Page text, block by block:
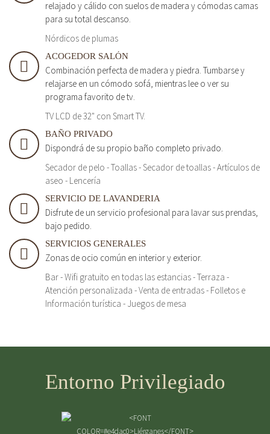
relajado y cálido con suelos de madera y cómodas camas
para su total descanso.
Nórdicos de plumas
ACOGEDOR SALÓN
Combinación perfecta de madera y piedra. Tumbarse y
relajarse en un cómodo sofá, mientras lee o ver su
programa favorito de tv.
TV LCD de 32" con Smart TV.
BAÑO PRIVADO
Dispondrá de su propio baño completo privado.
Secador de pelo - Toallas - Secador de toallas - Artículos de
aseo - Lencería
SERVICIO DE LAVANDERIA
Disfrute de un servicio profesional para lavar sus prendas,
bajo pedido.
SERVICIOS GENERALES
Zonas de ocio común en interior y exterior.
Bar - Wifi gratuito en todas las estancias - Terraza -
Atención personalizada - Venta de entradas - Folletos e
Información turística - Juegos de mesa
Entorno Privilegiado